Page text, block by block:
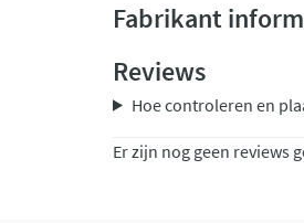
Fabrikant
Reviews
Hoe controleren en
Er zijn nog geen reviews